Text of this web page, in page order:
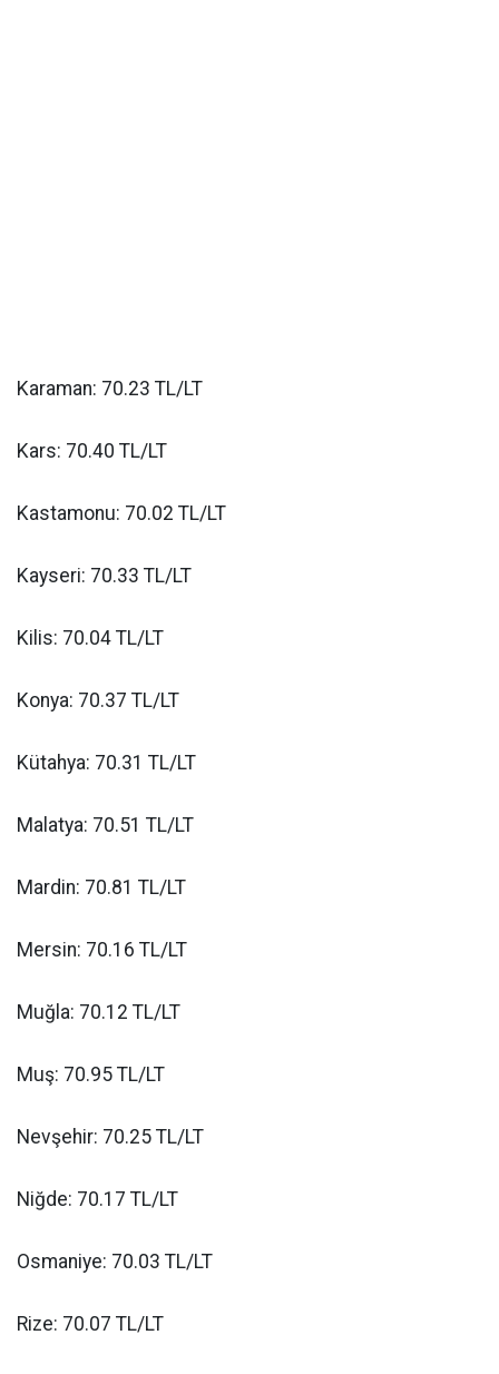
Karaman: 70.23 TL/LT
Kars: 70.40 TL/LT
Kastamonu: 70.02 TL/LT
Kayseri: 70.33 TL/LT
Kilis: 70.04 TL/LT
Konya: 70.37 TL/LT
Kütahya: 70.31 TL/LT
Malatya: 70.51 TL/LT
Mardin: 70.81 TL/LT
Mersin: 70.16 TL/LT
Muğla: 70.12 TL/LT
Muş: 70.95 TL/LT
Nevşehir: 70.25 TL/LT
Niğde: 70.17 TL/LT
Osmaniye: 70.03 TL/LT
Rize: 70.07 TL/LT